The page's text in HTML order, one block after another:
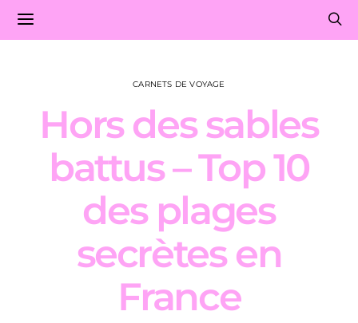
CARNETS DE VOYAGE
Hors des sables
battus – Top 10
des plages
secrètes en
France